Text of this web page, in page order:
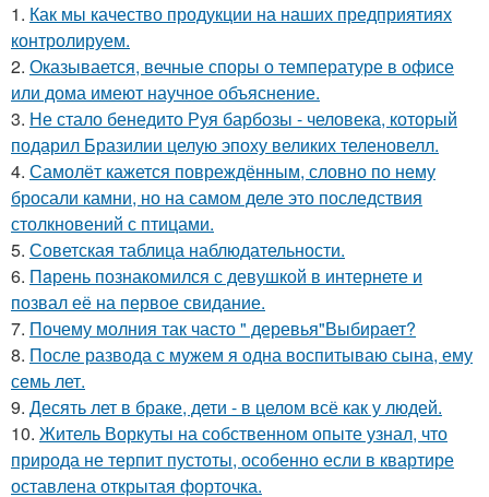
1. Как мы качество продукции на наших предприятиях
контролируем.
2. Оказывается, вечные споры о температуре в офисе
или дома имеют научное объяснение.
3. Не стало бенедито Руя барбозы - человека, который
подарил Бразилии целую эпоху великих теленовелл.
4. Самолёт кажется повреждённым, словно по нему
бросали камни, но на самом деле это последствия
столкновений с птицами.
5. Советская таблица наблюдательности.
6. Пaрень познакомился с девушкой в интернете и
позвал её на первое свидание.
7. Почему молния так часто " деревья"Выбирает?
8. После развода с мужем я одна воспитываю сына, ему
семь лет.
9. Десять лет в браке, дети - в целом всё как у людей.
10. Житель Воркуты на собственном опыте узнал, что
природа не терпит пустоты, особенно если в квартире
оставлена открытая форточка.